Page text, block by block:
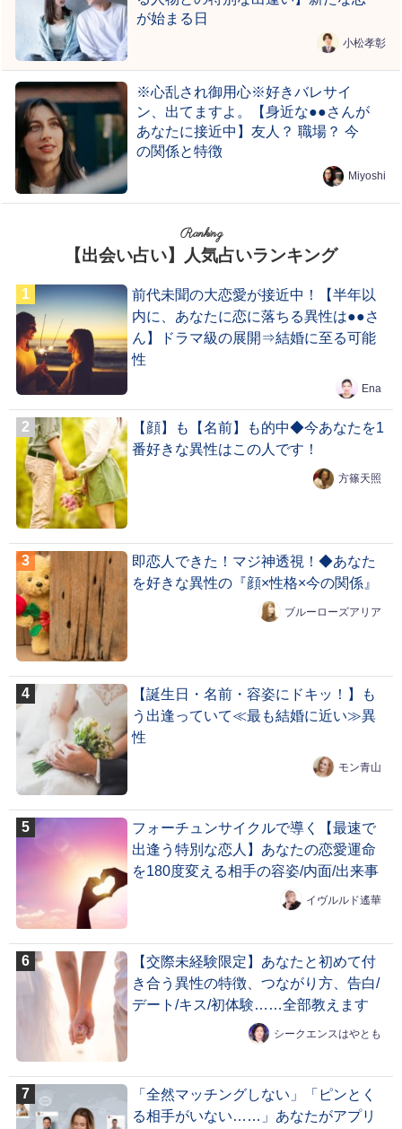
が始まる日
小松孝彰
※心乱され御用心※好きバレサイ
ン、出てますよ。【身近な●●さんが
あなたに接近中】友人？ 職場？ 今
の関係と特徴
Miyoshi
Ranking
【出会い占い】人気占いランキング
前代未聞の大恋愛が接近中！【半年以
内に、あなたに恋に落ちる異性は●●さ
ん】ドラマ級の展開⇒結婚に至る可能
性
Ena
【顔】も【名前】も的中◆今あなたを1
番好きな異性はこの人です！
方篠天照
即恋人できた！マジ神透視！◆あなた
を好きな異性の『顔×性格×今の関係』
ブルーローズアリア
【誕生日・名前・容姿にドキッ！】も
う出逢っていて≪最も結婚に近い≫異
性
モン青山
フォーチュンサイクルで導く【最速で
出逢う特別な恋人】あなたの恋愛運命
を180度変える相手の容姿/内面/出来事
イヴルルド遙華
【交際未経験限定】あなたと初めて付
き合う異性の特徴、つながり方、告白/
デート/キス/初体験……全部教えます
シークエンスはやとも
「全然マッチングしない」「ピンとく
る相手がいない……」あなたがアプリ